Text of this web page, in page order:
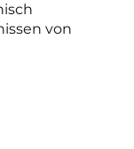
von